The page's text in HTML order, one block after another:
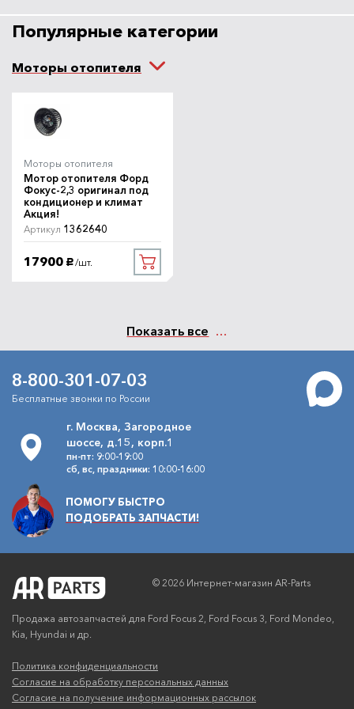
Популярные категории
Моторы отопителя
Моторы отопителя
Мотор отопителя Форд
Фокус-2,3 оригинал под
кондиционер и климат
Акция!
Артикул 1362640
17900 руб. /шт.
Показать все
8-800-301-07-03
Бесплатные звонки по России
г. Москва, Загородное
шоссе, д.15, корп.1
пн-пт: 9:00-19:00
сб, вс, праздники: 10:00-16:00
ПОМОГУ БЫСТРО
ПОДОБРАТЬ ЗАПЧАСТИ!
© 2026 Интернет-магазин AR-Parts
Продажа автозапчастей для Ford Focus 2, Ford Focus 3, Ford Mondeo,
Kia, Hyundai и др.
Политика конфиденциальности
Согласие на обработку персональных данных
Согласие на получение информационных рассылок